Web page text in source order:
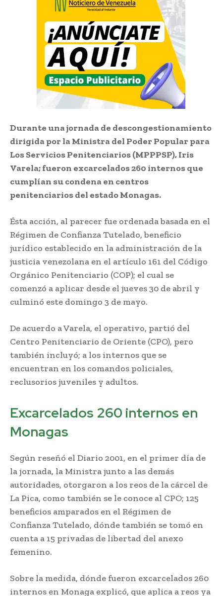
Durante una jornada de descongestionamiento
dirigida por la Ministra del Poder Popular para
Los Servicios Penitenciarios (MPPPSP), Iris
Varela; fueron excarcelados 260 internos que
cumplían su condena en centros
penitenciarios del estado Monagas.
Ésta acción, al parecer fue ordenada basada en el
Régimen de Confianza Tutelado, beneficio
jurídico establecido en la administración de la
justicia venezolana en el artículo 161 del Código
Orgánico Penitenciario (COP); el cual se
comenzó a aplicar desde el jueves 30 de abril y
culminó este domingo 3 de mayo.
De acuerdo a Varela, el operativo, partió del
Centro Penitenciario de Oriente (CPO), pero
también incluyó; a los internos que se
encuentran en los comandos policiales,
reclusorios juveniles y adultos.
Excarcelados 260 internos en
Monagas
Según reseñó el Diario 2001, en el primer día de
la jornada, la Ministra junto a las demás
autoridades, otorgaron a los reos de la cárcel de
La Pica, como también se le conoce al CPO; 125
beneficios amparados en el Régimen de
Confianza Tutelado, dónde también se tomó en
cuenta a 15 privadas de libertad del anexo
femenino.
Sobre la medida, dónde fueron excarcelados 260
internos en Monaga explicó, que aplica a reos ya